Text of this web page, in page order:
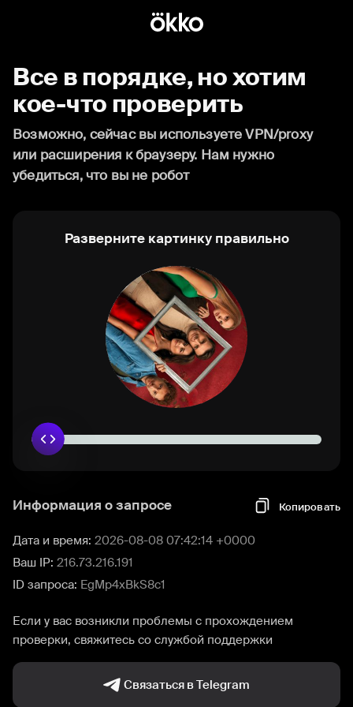
Все в порядке, но хотим
кое-что проверить
Возможно, сейчас вы используете VPN/proxy
или расширения к браузеру. Нам нужно
убедиться, что вы не робот
Разверните картинку правильно
Информация о запросе Копировать
Дата и время: 2026-08-08 07:42:14 +0000
Ваш IP: 216.73.216.191
ID запроса: EgMp4xBkS8c1
Если у вас возникли проблемы с прохождением
проверки, свяжитесь со службой поддержки
Связаться в Telegram